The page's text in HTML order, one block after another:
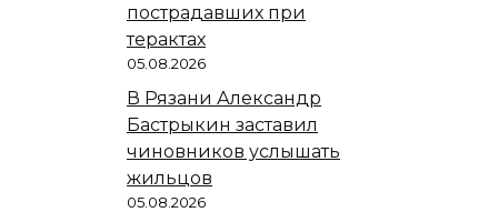
пострадавших при
терактах
05.08.2026
В Рязани Александр
Бастрыкин заставил
чиновников услышать
жильцов
05.08.2026